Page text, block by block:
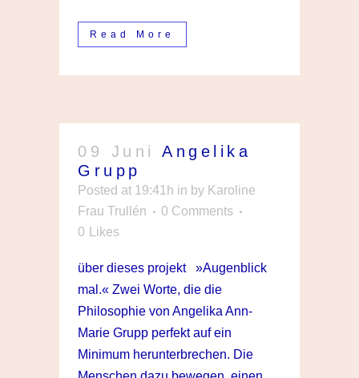
Read More
09 Juni
Angelika
Grupp
Posted at 19:41h in by Karoline
Frau Trullén
0 Comments
0
Likes
über dieses projekt »Augenblick
mal.« Zwei Worte, die die
Philosophie von Angelika Ann-
Marie Grupp perfekt auf ein
Minimum herunterbrechen. Die